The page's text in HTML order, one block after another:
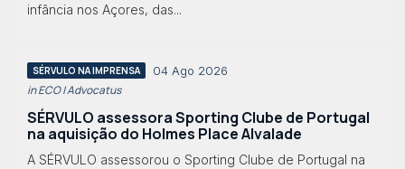
infância nos Açores, das...
SÉRVULO NA IMPRENSA 04 Ago 2026
in ECO | Advocatus
SÉRVULO assessora Sporting Clube de Portugal
na aquisição do Holmes Place Alvalade
A SÉRVULO assessorou o Sporting Clube de Portugal na